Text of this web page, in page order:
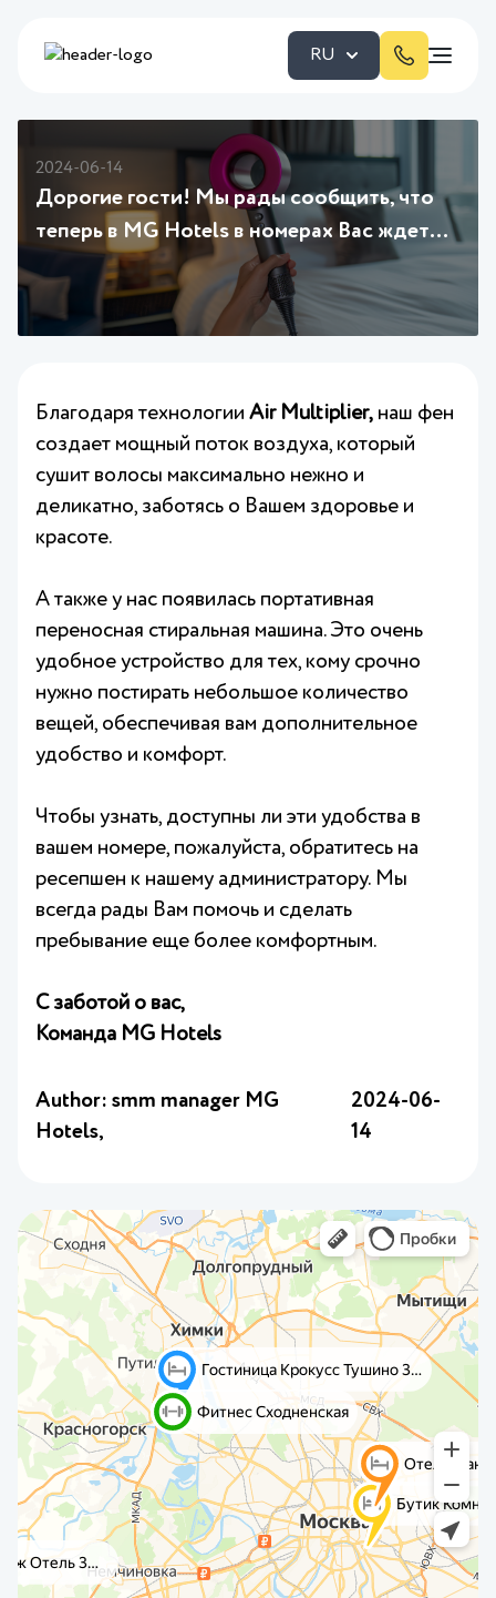
RU
2024-06-14
Дорогие гости! Мы рады сообщить, что
теперь в MG Hotels в номерах Вас ждет
еще больше комфорта и заботы. В
некоторых категориях номеров Вы
найдете индивидуальные фены с
волос.
Благодаря технологии Air Multiplier, наш фен
создает мощный поток воздуха, который
сушит волосы максимально нежно и
деликатно, заботясь о Вашем здоровье и
красоте.
А также у нас появилась портативная
переносная стиральная машина. Это очень
удобное устройство для тех, кому срочно
нужно постирать небольшое количество
вещей, обеспечивая вам дополнительное
удобство и комфорт.
Чтобы узнать, доступны ли эти удобства в
вашем номере, пожалуйста, обратитесь на
ресепшен к нашему администратору. Мы
всегда рады Вам помочь и сделать
пребывание еще более комфортным.
С заботой о вас,
Команда MG Hotels
Author: smm manager MG
Hotels,
2024-06-
14